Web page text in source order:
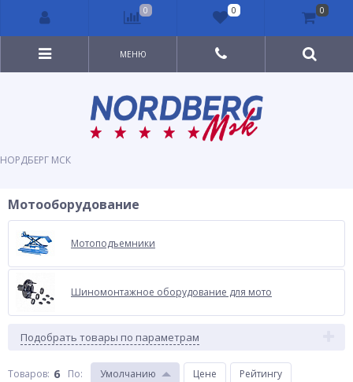
НОРДБЕРГ МСК
МЕНЮ
Мотооборудование
Мотоподъемники
Шиномонтажное оборудование для мото
Подобрать товары по параметрам
Товаров: 6 По: Умолчанию Цене
Рейтингу
0 0 0